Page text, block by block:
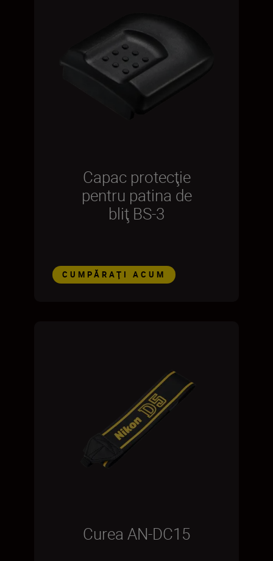
Capac protecţie
pentru patina de
bliţ BS-3
CUMPĂRAŢI ACUM
Curea AN-DC15